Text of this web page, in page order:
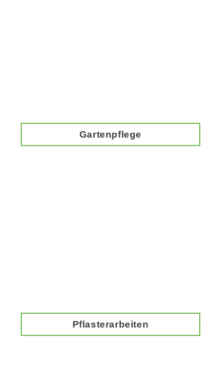
Gartenpflege
Pflasterarbeiten